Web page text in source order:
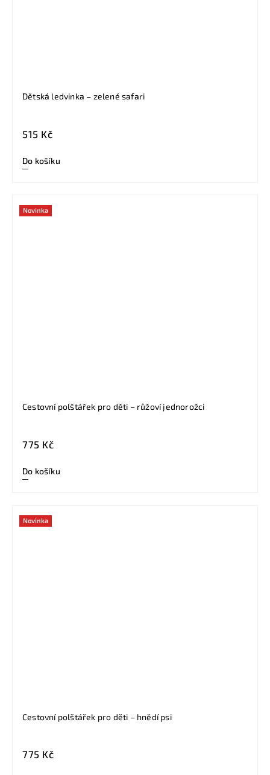
Dětská ledvinka – zelené safari
515 Kč
Do košíku
Novinka
Cestovní polštářek pro děti – růžoví jednorožci
775 Kč
Do košíku
Novinka
Cestovní polštářek pro děti – hnědí psi
775 Kč